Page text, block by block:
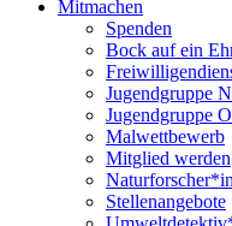
Mitmachen
Spenden
Bock auf ein
Jugendgruppe
Jugendgruppe
Malwettbewerb
Mitglied werden
Stellenangebote